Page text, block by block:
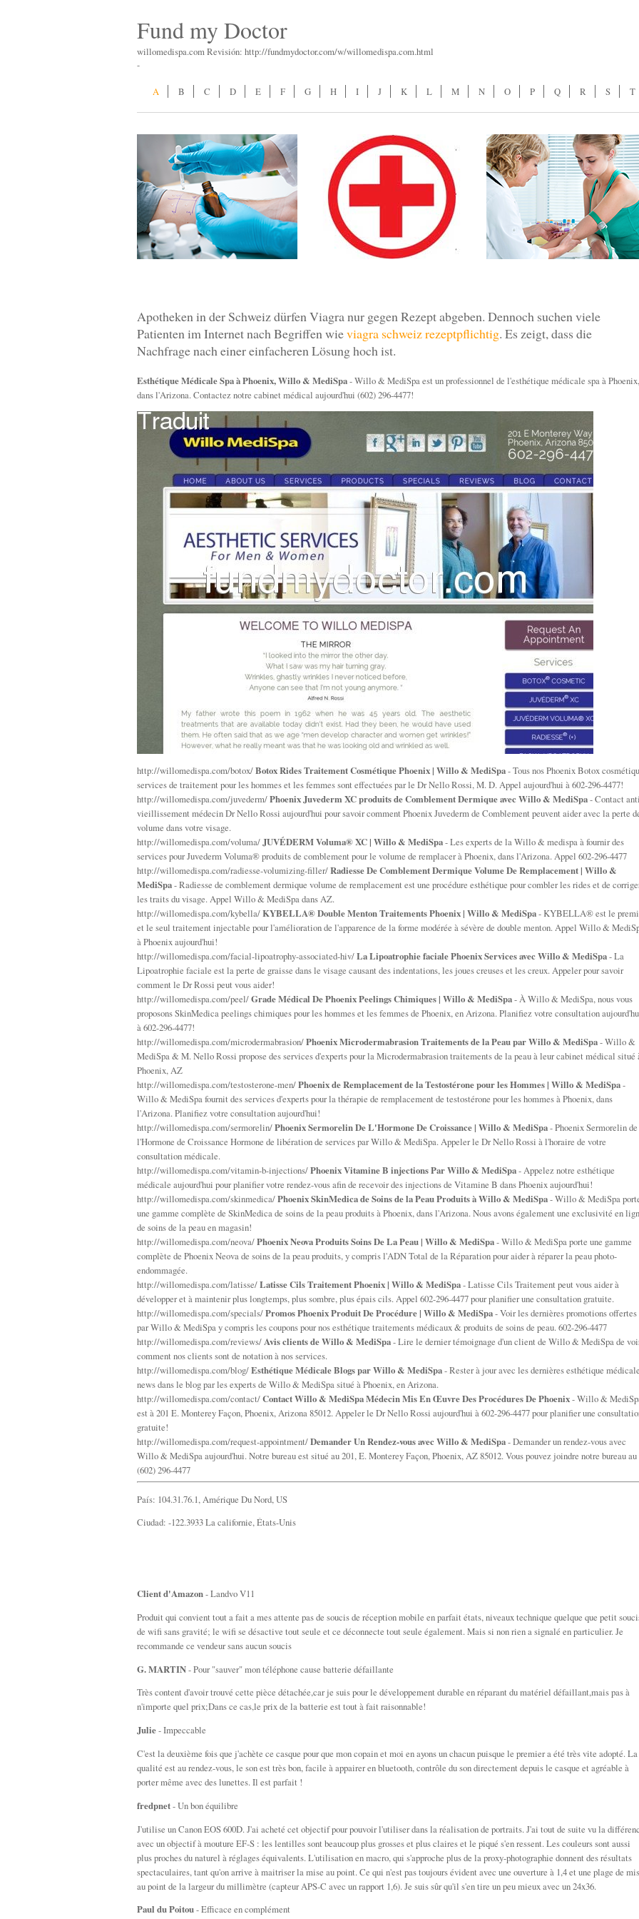
Fund my Doctor
willomedispa.com Revisión: http://fundmydoctor.com/w/willomedispa.com.html
-
A B C D E F G H I J K L M N O P Q R S T
Apotheken in der Schweiz dürfen Viagra nur gegen Rezept abgeben. Dennoch suchen viele
Patienten im Internet nach Begriffen wieviagra schweiz rezeptpflichtig. Es zeigt, dass die
Nachfrage nach einer einfacheren Lösung hoch ist.
Esthétique Médicale Spa à Phoenix, Willo & MediSpa- Willo & MediSpa est un professionnel de l'esthétique médicale spa à Phoenix,
dans l'Arizona. Contactez notre cabinet médical aujourd'hui (602) 296-4477!
http://willomedispa.com/botox/Botox Rides Traitement Cosmétique Phoenix | Willo & MediSpa- Tous nos Phoenix Botox
services de traitement pour les hommes et les femmes sont effectuées par le Dr Nello Rossi, M. D. Appel aujourd'hui à 602-296-4477!
http://willomedispa.com/juvederm/Phoenix Juvederm XC produits de Comblement Dermique avec Willo & MediSpa- Contact
vieillissement médecin Dr Nello Rossi aujourd'hui pour savoir comment Phoenix Juvederm de Comblement peuvent aider avec la perte
volume dans votre visage.
http://willomedispa.com/voluma/ JUVÉDERM Voluma® XC | Willo & MediSpa- Les experts de la Willo & medispa à fournir des
services pour Juvederm Voluma® produits de comblement pour le volume de remplacer à Phoenix, dans l'Arizona. Appel 602-296-4477
http://willomedispa.com/radiesse-volumizing-filler/Radiesse De Comblement Dermique Volume De Remplacement | Willo &
MediSpa- Radiesse de comblement dermique volume de remplacement est une procédure esthétique pour combler les rides et de
les traits du visage. Appel Willo & MediSpa dans AZ.
http://willomedispa.com/kybella/KYBELLA® Double Menton Traitements Phoenix | Willo & MediSpa- KYBELLA® est le
et le seul traitement injectable pour l'amélioration de l'apparence de la forme modérée à sévère de double menton. Appel Willo &
à Phoenix aujourd'hui!
http://willomedispa.com/facial-lipoatrophy-associated-hiv/La Lipoatrophie faciale Phoenix Services avec Willo & MediSpa- La
Lipoatrophie faciale est la perte de graisse dans le visage causant des indentations, les joues creuses et les creux. Appeler pour savoir
comment le Dr Rossi peut vous aider!
http://willomedispa.com/peel/Grade Médical De Phoenix Peelings Chimiques | Willo & MediSpa- À Willo & MediSpa, nous vous
proposons SkinMedica peelings chimiques pour les hommes et les femmes de Phoenix, en Arizona. Planifiez votre consultation
à 602-296-4477!
http://willomedispa.com/microdermabrasion/Phoenix Microdermabrasion Traitements de la Peau par Willo & MediSpa- Willo &
MediSpa & M. Nello Rossi propose des services d'experts pour la Microdermabrasion traitements de la peau à leur cabinet médical situé
Phoenix, AZ
http://willomedispa.com/testosterone-men/Phoenix de Remplacement de la Testostérone pour les Hommes | Willo & MediSpa-
Willo & MediSpa fournit des services d'experts pour la thérapie de remplacement de testostérone pour les hommes à Phoenix, dans
l'Arizona. Planifiez votre consultation aujourd'hui!
http://willomedispa.com/sermorelin/Phoenix Sermorelin De L'Hormone De Croissance | Willo & MediSpa- Phoenix Sermorelin de
l'Hormone de Croissance Hormone de libération de services par Willo & MediSpa. Appeler le Dr Nello Rossi à l'horaire de votre
consultation médicale.
http://willomedispa.com/vitamin-b-injections/Phoenix Vitamine B injections Par Willo & MediSpa- Appelez notre esthétique
médicale aujourd'hui pour planifier votre rendez-vous afin de recevoir des injections de Vitamine B dans Phoenix aujourd'hui!
http://willomedispa.com/skinmedica/Phoenix SkinMedica de Soins de la Peau Produits à Willo & MediSpa- Willo & MediSpa
une gamme complète de SkinMedica de soins de la peau produits à Phoenix, dans l'Arizona. Nous avons également une exclusivité en
de soins de la peau en magasin!
http://willomedispa.com/neova/Phoenix Neova Produits Soins De La Peau | Willo & MediSpa- Willo & MediSpa porte une gamme
complète de Phoenix Neova de soins de la peau produits, y compris l'ADN Total de la Réparation pour aider à réparer la peau photo-
endommagée.
http://willomedispa.com/latisse/Latisse Cils Traitement Phoenix | Willo & MediSpa- Latisse Cils Traitement peut vous aider à
développer et à maintenir plus longtemps, plus sombre, plus épais cils. Appel 602-296-4477 pour planifier une consultation gratuite.
http://willomedispa.com/specials/Promos Phoenix Produit De Procédure | Willo & MediSpa- Voir les dernières promotions offertes
par Willo & MediSpa y compris les coupons pour nos esthétique traitements médicaux & produits de soins de peau. 602-296-4477
http://willomedispa.com/reviews/ Avis clients de Willo & MediSpa- Lire le dernier témoignage d'un client de Willo & MediSpa de
comment nos clients sont de notation à nos services.
http://willomedispa.com/blog/Esthétique Médicale Blogs par Willo & MediSpa- Rester à jour avec les dernières esthétique médicale
news dans le blog par les experts de Willo & MediSpa situé à Phoenix, en Arizona.
http://willomedispa.com/contact/Contact Willo & MediSpa Médecin Mis En Œuvre Des Procédures De Phoenix- Willo &
est à 201 E. Monterey Façon, Phoenix, Arizona 85012. Appeler le Dr Nello Rossi aujourd'hui à 602-296-4477 pour planifier une
gratuite!
http://willomedispa.com/request-appointment/Demander Un Rendez-vous avec Willo & MediSpa- Demander un rendez-vous avec
Willo & MediSpa aujourd'hui. Notre bureau est situé au 201, E. Monterey Façon, Phoenix, AZ 85012. Vous pouvez joindre notre bureau au
(602) 296-4477
País: 104.31.76.1, Amérique Du Nord, US
Ciudad: -122.3933 La californie, États-Unis
Client d'Amazon- Landvo V11
Produit qui convient tout a fait a mes attente pas de soucis de réception mobile en parfait états, niveaux technique quelque que petit
de wifi sans gravité; le wifi se désactive tout seule et ce déconnecte tout seule également. Mais si non rien a signalé en particulier. Je
recommande ce vendeur sans aucun soucis
G. MARTIN- Pour "sauver" mon téléphone cause batterie défaillante
Très content d'avoir trouvé cette pièce détachée,car je suis pour le développement durable en réparant du matériel défaillant,mais pas à
n'importe quel prix;Dans ce cas,le prix de la batterie est tout à fait raisonnable!
Julie- Impeccable
C'est la deuxième fois que j'achète ce casque pour que mon copain et moi en ayons un chacun puisque le premier a été très vite adopté. La
qualité est au rendez-vous, le son est très bon, facile à appairer en bluetooth, contrôle du son directement depuis le casque et agréable à
porter même avec des lunettes. Il est parfait !
fredpnet- Un bon équilibre
J'utilise un Canon EOS 600D. J'ai acheté cet objectif pour pouvoir l'utiliser dans la réalisation de portraits. J'ai tout de suite vu la
avec un objectif à mouture EF-S : les lentilles sont beaucoup plus grosses et plus claires et le piqué s'en ressent. Les couleurs sont aussi
plus proches du naturel à réglages équivalents. L'utilisation en macro, qui s'approche plus de la proxy-photographie donnent des résultats
spectaculaires, tant qu'on arrive à maitriser la mise au point. Ce qui n'est pas toujours évident avec une ouverture à 1,4 et une plage de
au point de la largeur du millimètre (capteur APS-C avec un rapport 1,6). Je suis sûr qu'il s'en tire un peu mieux avec un 24x36.
Paul du Poitou- Efficace en complément